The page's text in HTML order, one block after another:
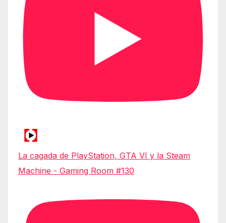
La cagada de PlayStation, GTA VI y la Steam
Machine - Gaming Room #130